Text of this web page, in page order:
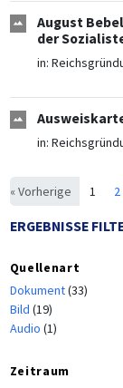
August
der
in:
in:
« Vorherige 1 2
ERGEBNISSE
Quellenart
Dokument(33)
Bild (19)
Audio (1)
Zeitraum